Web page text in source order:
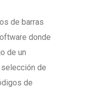
de barras
donde
de un
de
de